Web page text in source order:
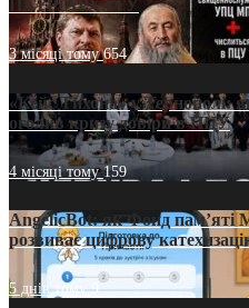
ПАТРІАРХАТУ
3 місяці тому654
«Кейс Тихона» у Тернополі:
оголив кризу довіри в ПЦУ
4 місяці тому159
AngelicBot: як Фонд пам’яті
розвиває цифрову
5 днів тому9